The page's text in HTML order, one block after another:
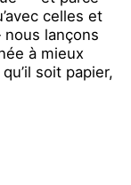
celles et
lançons
à mieux
soit papier,